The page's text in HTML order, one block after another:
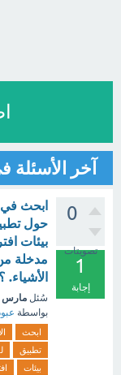
آخر
0
تصويتات
1
إجابة
ابحث في
حول
بيئات
مدخلة
سُئل مارس 27
بواسطة
ابحث
تطبيق
بيئات